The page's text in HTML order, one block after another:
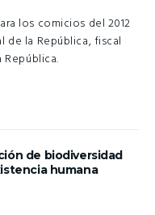
los comicios del 2012
de la República, fiscal
de biodiversidad
humana